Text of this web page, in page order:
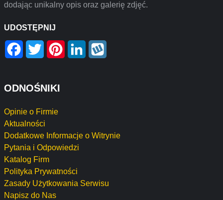
dodając unikalny opis oraz galerię zdjęć.
UDOSTĘPNIJ
Facebook
Twitter PinterestLinkedIn
ODNOŚNIKI
Opinie o Firmie
Aktualności
Dodatkowe Informacje o Witrynie
Pytania i Odpowiedzi
Katalog Firm
Polityka Prywatności
Zasady Użytkowania Serwisu
Napisz do Nas